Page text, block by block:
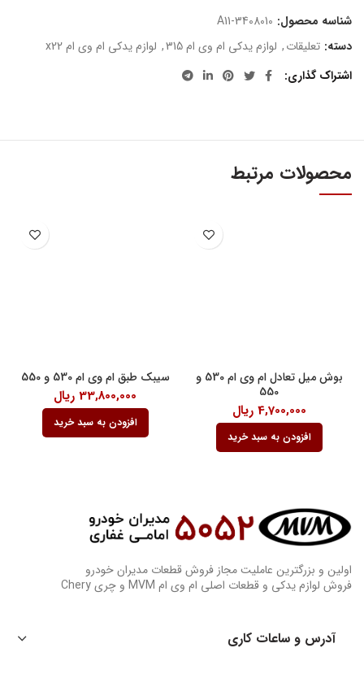
شناسه محصول: A11-3408010
دسته: تعلیقات, لوازم یدکی ام وی ام 315 , لوازم یدکی ام وی ام x22
اشتراک گذاری
محصولات مرتبط
بوش میل تعادل ام وی ام 530 و
550
4,700,000 ریال
افزودن به سبد خرید
سیبک طبق ام وی ام 530 و 550
33,800,000 ریال
افزودن به سبد خرید
اولین و بزرگترین عاملیت مجاز فروش قطعات مدیران خودرو
فروش لوازم یدکی و قطعات اصلی ام وی ام MVM و چری Chery
آدرس و ساعات کاری